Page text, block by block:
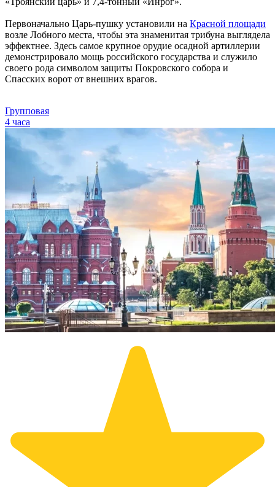
Первоначально Царь-пушку установили на Красной площади
возле Лобного места, чтобы эта знаменитая трибуна выглядела
эффектнее. Здесь самое крупное орудие осадной артиллерии
демонстрировало мощь российского государства и служило
своего рода символом защиты Покровского собора и
Спасских ворот от внешних врагов.
Групповая
4 часа